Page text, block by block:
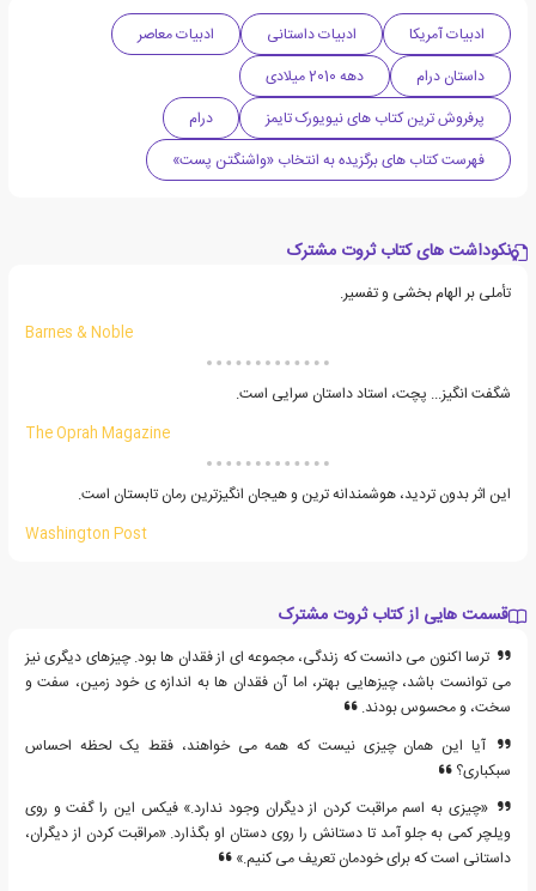
ادبیات آمریکا ادبیات داستانی
ادبیات معاصر
داستان درام
دهه 2010 میلادی
پرفروش ترین کتاب های نیویورک تایمز
درام
فهرست کتاب های برگزیده به انتخاب «واشنگتن پست»
نکوداشت های کتاب ثروت مشترک
تأملی بر الهام بخشی و تفسیر.
Barnes & Noble
شگفت انگیز... پچت، استاد داستان سرایی است.
The Oprah Magazine
این اثر بدون تردید، هوشمندانه ترین و هیجان انگیزترین رمان تابستان است.
Washington Post
قسمت هایی از کتاب ثروت مشترک
ترسا اکنون می دانست که زندگی، مجموعه ای از فقدان ها بود. چیزهای دیگری نیز
می توانست باشد، چیزهایی بهتر، اما آن فقدان ها به اندازه ی خود زمین، سفت و
سخت، و محسوس بودند.
آیا این همان چیزی نیست که همه می خواهند، فقط یک لحظه احساس
سبکباری؟
«چیزی به اسم مراقبت کردن از دیگران وجود ندارد.» فیکس این را گفت و روی
ویلچر کمی به جلو آمد تا دستانش را روی دستان او بگذارد. «مراقبت کردن از دیگران،
داستانی است که برای خودمان تعریف می کنیم.»